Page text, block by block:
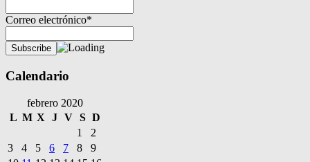
Correo electrónico*
Calendario
febrero 2020
L M X J V S D
1
2
3
4 5 6 7 8
9